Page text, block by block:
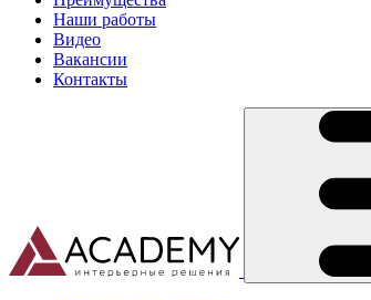
Наши работы
Видео
Вакансии
Контакты